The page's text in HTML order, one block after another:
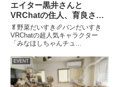
エイター黒井さんと
VRChatの住人、育良さん
による待望の「みなほしち
ゃん」ドール☆実物レビュ
ー
🥬野菜だいすき🥖パンだいすき
VRChatの超人気キャラクター
「みなほしちゃんチュ...
EVENT